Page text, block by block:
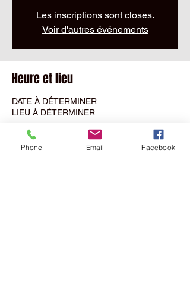
Les inscriptions sont closes.
Voir d'autres événements
Heure et lieu
DATE À DÉTERMINER
LIEU À DÉTERMINER
Partager cet événement
Phone Email Facebook